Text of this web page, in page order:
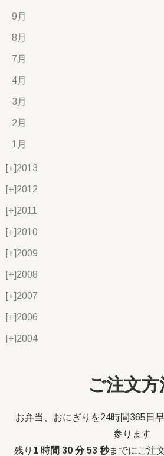
9月
8月
7月
4月
3月
2月
1月
[+]2013
[+]2012
[+]2011
[+]2010
[+]2009
[+]2008
[+]2007
[+]2006
[+]2004
ご注文方
お弁当、おにぎりを24時間365日
参ります
残り 1 時間 30 分 53 秒までにご注